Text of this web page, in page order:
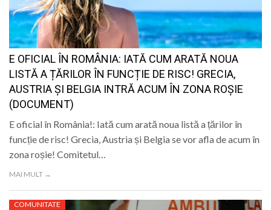
LIFE
E OFICIAL ÎN ROMÂNIA: IATĂ CUM ARATĂ NOUA
LISTĂ A ȚĂRILOR ÎN FUNCȚIE DE RISC! GRECIA,
AUSTRIA ȘI BELGIA INTRĂ ACUM ÎN ZONA ROȘIE
(DOCUMENT)
E oficial în România!: Iată cum arată noua listă a țărilor în
funcție de risc! Grecia, Austria și Belgia se vor afla de acum în
zona roșie! Comitetul…
MAI MULT →
COMUNITATE